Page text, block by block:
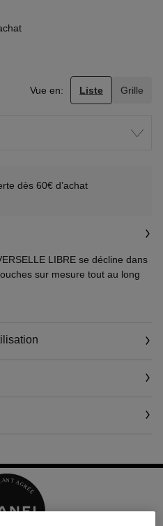
Vue en: Liste Grille
dès 60€ d’achat
LIBRE se décline dans
sur mesure tout au long
traits, et sublime le teint en
ce format assure une